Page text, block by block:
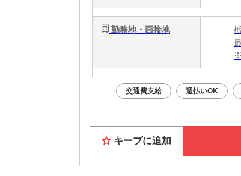
勤務地・面接地
交通費支給 週払いOK
キープに追加